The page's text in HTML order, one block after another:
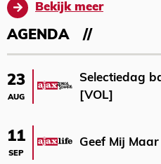
Bekijk meer
AGENDA
23
AUG
Selectiedag
[VOL]
11
SEP
Geef Mij